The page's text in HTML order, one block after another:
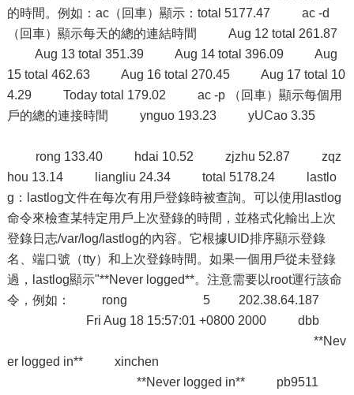
的時間。例如：ac（回車）顯示：total 5177.47 ac -d
（回車）顯示每天的總的連結時間 Aug 12 total 261.87
Aug 13 total 351.39 Aug 14 total 396.09 Aug
15 total 462.63 Aug 16 total 270.45 Aug 17 total 10
4.29 Today total 179.02 ac -p （回車）顯示每個用
戶的總的連接時間 ynguo 193.23 yUCao 3.35
rong 133.40 hdai 10.52 zjzhu 52.87 zqz
hou 13.14 liangliu 24.34 total 5178.24 lastlo
g：lastlog文件在每次有用戶登錄時被查詢。可以使用lastlog
命令來檢查某特定用戶上次登錄的時間，並格式化輸出上次
登錄日志/var/log/lastlog的內容。它根據UID排序顯示登錄
名、端口號（tty）和上次登錄時間。如果一個用戶從未登錄
過，lastlog顯示"**Never logged**。注意需要以root運行該命
令，例如： rong 5 202.38.64.187
Fri Aug 18 15:57:01 +0800 2000 dbb
**Nev
er logged in** xinchen
**Never logged in** pb9511